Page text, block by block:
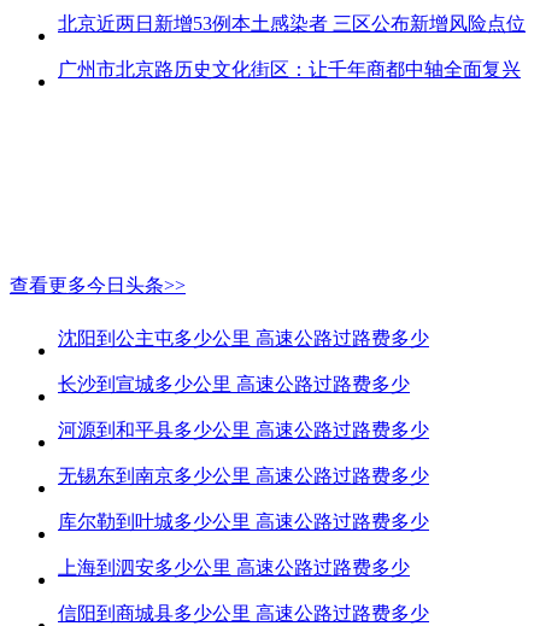
北京近两日新增53例本土感染者 三区公布新增风险点位
广州市北京路历史文化街区：让千年商都中轴全面复兴
查看更多今日头条>>
沈阳到公主屯多少公里 高速公路过路费多少
长沙到宣城多少公里 高速公路过路费多少
河源到和平县多少公里 高速公路过路费多少
无锡东到南京多少公里 高速公路过路费多少
库尔勒到叶城多少公里 高速公路过路费多少
上海到泗安多少公里 高速公路过路费多少
信阳到商城县多少公里 高速公路过路费多少